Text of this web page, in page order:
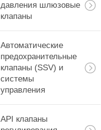
давления шлюзовые
клапаны
Автоматические
предохранительные
клапаны (SSV) и
системы
управления
API клапаны